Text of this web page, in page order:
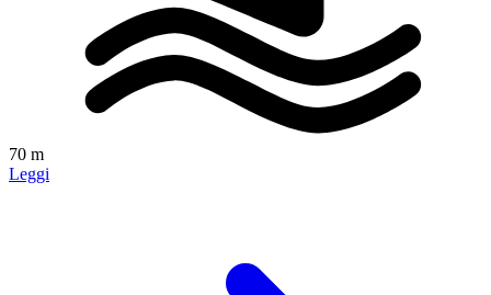
70 m
Leggi